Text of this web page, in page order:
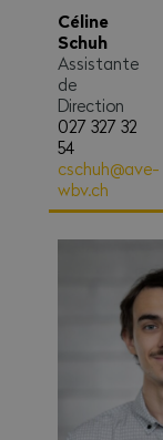
Céline
Schuh
Assistante
de
Direction
cschuh@ave-
wbv.ch
027 327 32
54